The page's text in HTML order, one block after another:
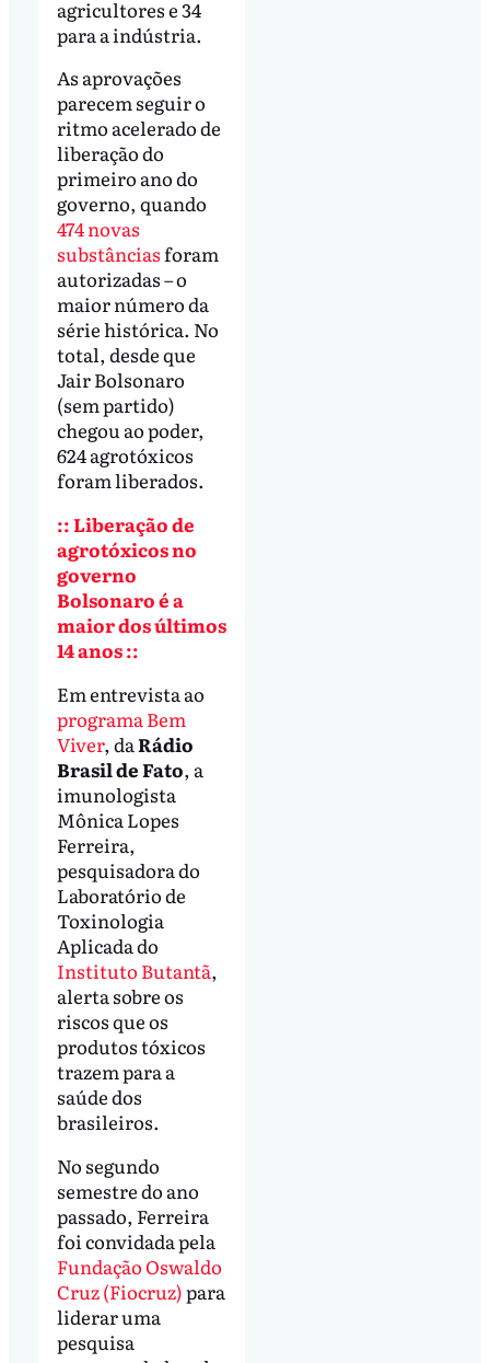
agricultores e 34
para a indústria.
As aprovações
parecem seguir o
ritmo acelerado de
liberação do
primeiro ano do
governo, quando
474 novas
substânciasforam
autorizadas – o
maior número da
série histórica. No
total, desde que
Jair Bolsonaro
(sem partido)
chegou ao poder,
624 agrotóxicos
foram liberados.
:: Liberação de
agrotóxicos no
governo
Bolsonaro é a
maior dos últimos
14 anos ::
Em entrevista ao
programa Bem
Viver, daRádio
Brasil de Fato, a
imunologista
Mônica Lopes
Ferreira,
pesquisadora do
Laboratório de
Toxinologia
Aplicada do
Instituto Butantã,
alerta sobre os
riscos que os
produtos tóxicos
trazem para a
saúde dos
brasileiros.
No segundo
semestre do ano
passado, Ferreira
foi convidada pela
Fundação Oswaldo
Cruz (Fiocruz)para
liderar uma
pesquisa